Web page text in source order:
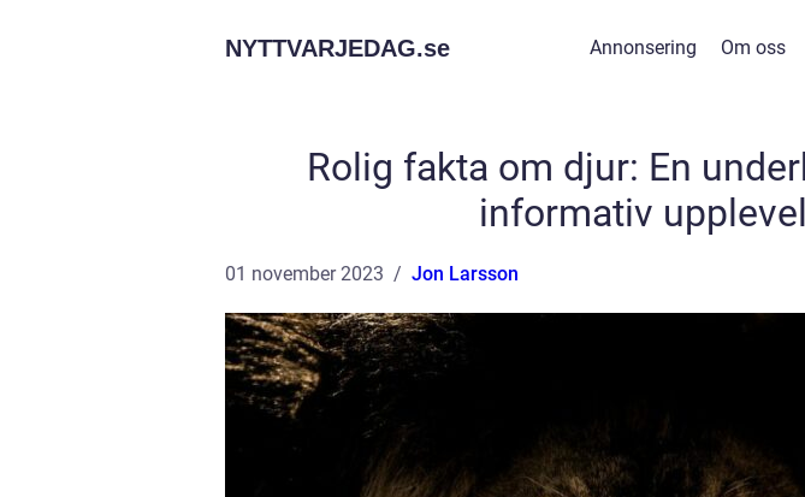
NYTTVARJEDAG.se Annonsering Om oss
Rolig fakta om djur: En
informativ
01 november 2023 Jon Larsson